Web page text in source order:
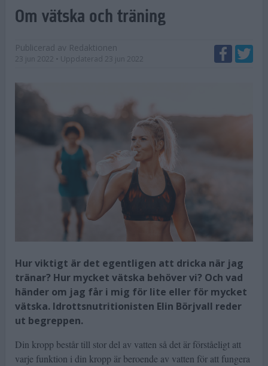
Om vätska och träning
Publicerad av Redaktionen
23 jun 2022 • Uppdaterad 23 jun 2022
Hur viktigt är det egentligen att dricka när jag
tränar? Hur mycket vätska behöver vi? Och vad
händer om jag får i mig för lite eller för mycket
vätska. Idrottsnutritionisten Elin Börjvall reder
ut begreppen.
Din kropp består till stor del av vatten så det är förståeligt att
varje funktion i din kropp är beroende av vatten för att fungera